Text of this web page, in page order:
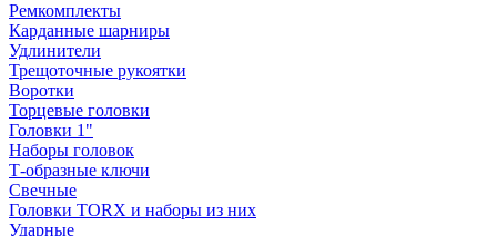
Ремкомплекты
Карданные шарниры
Удлинители
Трещоточные рукоятки
Воротки
Торцевые головки
Головки 1"
Наборы головок
Т-образные ключи
Свечные
Головки TORX и наборы из них
Ударные